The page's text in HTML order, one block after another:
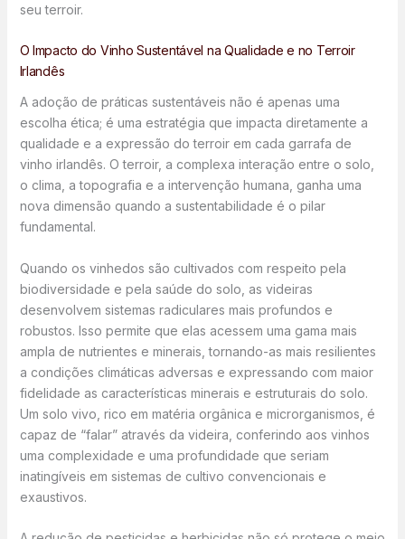
seu terroir.
O Impacto do Vinho Sustentável na Qualidade e no Terroir
Irlandês
A adoção de práticas sustentáveis não é apenas uma
escolha ética; é uma estratégia que impacta diretamente a
qualidade e a expressão do terroir em cada garrafa de
vinho irlandês. O terroir, a complexa interação entre o solo,
o clima, a topografia e a intervenção humana, ganha uma
nova dimensão quando a sustentabilidade é o pilar
fundamental.
Quando os vinhedos são cultivados com respeito pela
biodiversidade e pela saúde do solo, as videiras
desenvolvem sistemas radiculares mais profundos e
robustos. Isso permite que elas acessem uma gama mais
ampla de nutrientes e minerais, tornando-as mais resilientes
a condições climáticas adversas e expressando com maior
fidelidade as características minerais e estruturais do solo.
Um solo vivo, rico em matéria orgânica e microrganismos, é
capaz de “falar” através da videira, conferindo aos vinhos
uma complexidade e uma profundidade que seriam
inatingíveis em sistemas de cultivo convencionais e
exaustivos.